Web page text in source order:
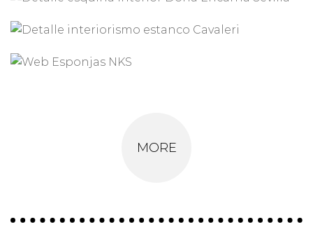
INTERIORISMO ESTANCO
DISEÑO WEB ESPONJAS NKS
MORE